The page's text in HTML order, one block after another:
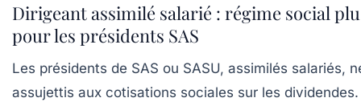
Dirigeant assimilé salarié : régime social
pour les présidents SAS
Les présidents de SAS ou SASU, assimilés salariés,
assujettis aux cotisations sociales sur les